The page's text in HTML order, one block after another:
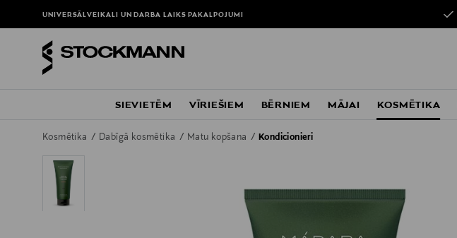
UNIVERSĀLVEIKALI UN DARBA LAIKSPAKALPOJUMI
SIEVIETĒM VĪRIEŠIEM BĒRNIEM MĀJAI KOSMĒTIKA
Kosmētika Dabīgā kosmētika Matu kopšana Kondicionieri